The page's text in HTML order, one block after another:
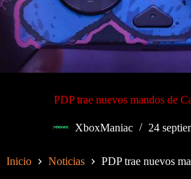
PDP trae nuevos mandos de
XboxManiac 24
Inicio Noticias PDP trae nuevos